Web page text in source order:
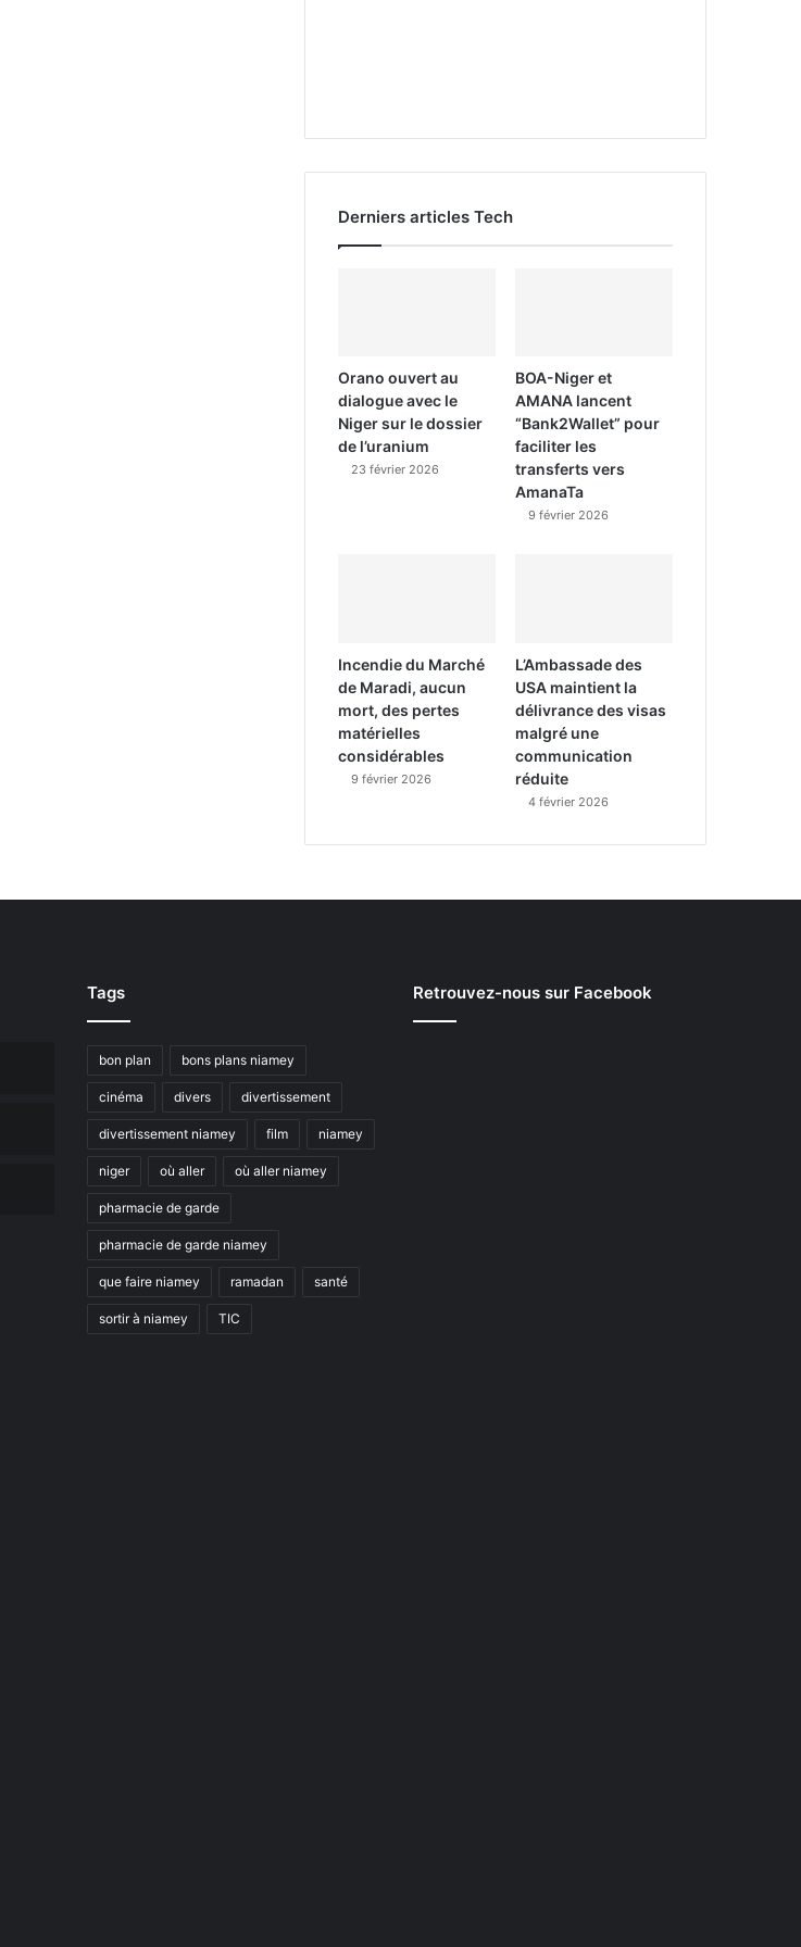
Derniers articles Tech
Orano ouvert au
dialogue avec le
Niger sur le dossier
de l’uranium
23 février 2026
BOA-Niger et
AMANA lancent
“Bank2Wallet” pour
faciliter les
transferts vers
AmanaTa
9 février 2026
Incendie du Marché
de Maradi, aucun
mort, des pertes
matérielles
considérables
9 février 2026
L’Ambassade des
USA maintient la
délivrance des visas
malgré une
communication
réduite
4 février 2026
Tags
bon plan bons plans niamey
cinéma divers divertissement
divertissement niamey film niamey
niger où aller où aller niamey
pharmacie de garde
pharmacie de garde niamey
que faire niamey ramadan santé
sortir à niamey TIC
Retrouvez-nous sur Facebook